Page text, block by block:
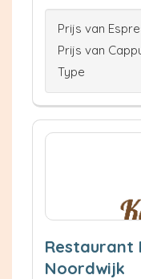
Prijs van
Prijs van
Type
Restaurant
Noordwijk